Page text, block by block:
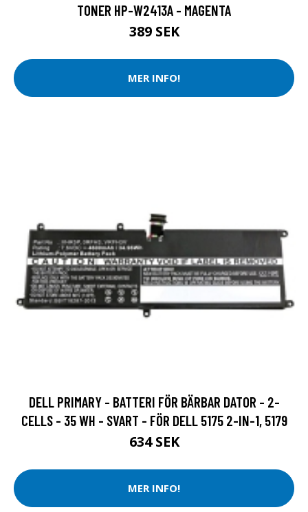
TONER HP-W2413A - MAGENTA
389 SEK
MER INFO!
DELL PRIMARY - BATTERI FÖR BÄRBAR DATOR - 2-
CELLS - 35 WH - SVART - FÖR DELL 5175 2-IN-1, 5179
634 SEK
MER INFO!